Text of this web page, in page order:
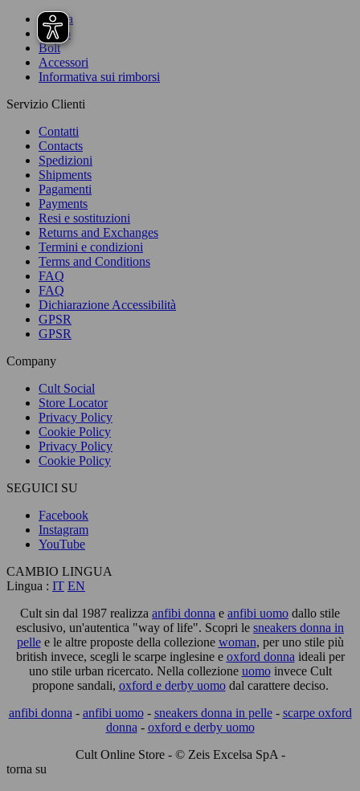
Donna
Uomo
Bolt
Accessori
Informativa sui rimborsi
Servizio Clienti
Contatti
Contacts
Spedizioni
Shipments
Pagamenti
Payments
Resi e sostituzioni
Returns and Exchanges
Termini e condizioni
Terms and Conditions
FAQ
FAQ
Dichiarazione Accessibilità
GPSR
GPSR
Company
Cult Social
Store Locator
Privacy Policy
Cookie Policy
Privacy Policy
Cookie Policy
SEGUICI SU
Facebook
Instagram
YouTube
CAMBIO LINGUA
Lingua : IT EN
Cult sin dal 1987 realizza anfibi donna e anfibi uomo dallo stile
esclusivo, un'autentica "way of life". Scopri le sneakers donna in
pellee le altre proposte della collezione woman, per uno stile più
british invece, scegli le scarpe inglesine e oxford donna ideali per
uno stile urban ricercato. Nella collezione uomoinvece Cult
propone sandali, oxford e derby uomodal carattere deciso.
anfibi donna - anfibi uomo- sneakers donna in pelle- scarpe oxford
donna - oxford e derby uomo
Cult Online Store - © Zeis Excelsa SpA -
torna su